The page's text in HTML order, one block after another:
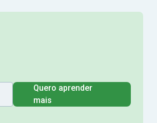
Quero aprender
mais